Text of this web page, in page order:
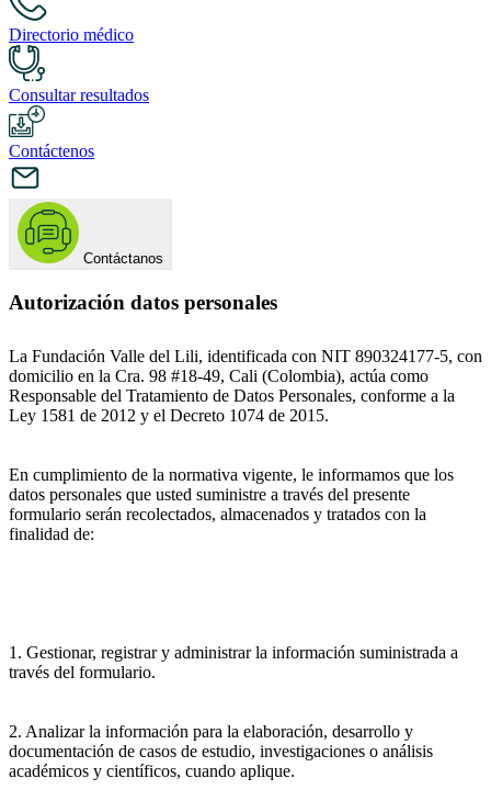
Directorio médico
Consultar resultados
Contáctenos
Contáctanos
Autorización datos personales
La Fundación Valle del Lili, identificada con NIT 890324177-5, con
domicilio en la Cra. 98 #18-49, Cali (Colombia), actúa como
Responsable del Tratamiento de Datos Personales, conforme a la
Ley 1581 de 2012 y el Decreto 1074 de 2015.
En cumplimiento de la normativa vigente, le informamos que los
datos personales que usted suministre a través del presente
formulario serán recolectados, almacenados y tratados con la
finalidad de:
1. Gestionar, registrar y administrar la información suministrada a
través del formulario.
2. Analizar la información para la elaboración, desarrollo y
documentación de casos de estudio, investigaciones o análisis
académicos y científicos, cuando aplique.